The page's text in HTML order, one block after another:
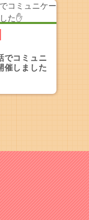
でコミュニ
催しました